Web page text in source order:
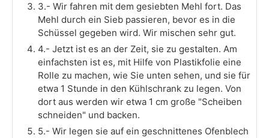
3.- Wir fahren mit dem gesiebten Mehl fort. Das
Mehl durch ein Sieb passieren, bevor es in die
Schüssel gegeben wird. Wir mischen sehr gut.
4.- Jetzt ist es an der Zeit, sie zu gestalten. Am
einfachsten ist es, mit Hilfe von Plastikfolie eine
Rolle zu machen, wie Sie unten sehen, und sie für
etwa 1 Stunde in den Kühlschrank zu legen. Von
dort aus werden wir etwa 1 cm große "Scheiben
schneiden" und backen.
5.- Wir legen sie auf ein geschnittenes Ofenblech